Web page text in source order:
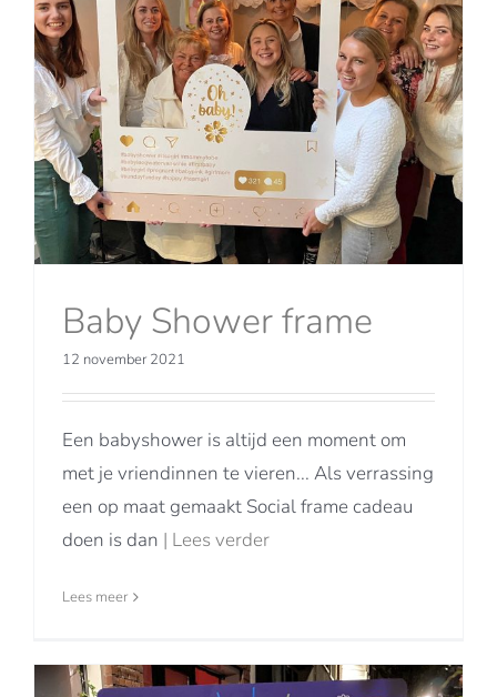
Baby Shower frame
12 november 2021
Een babyshower is altijd een moment om
met je vriendinnen te vieren... Als verrassing
een op maat gemaakt Social frame cadeau
doen is dan | Lees verder
Lees meer